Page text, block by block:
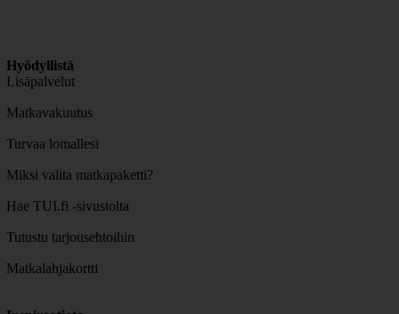
Hyödyllistä
Lisäpalvelut
Matkavakuutus
Turvaa lomallesi
Miksi valita matkapaketti?
Hae TUI.fi -sivustolta
Tutustu tarjousehtoihin
Matkalahjakortti